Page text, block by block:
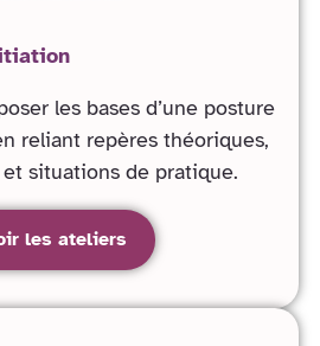
les bases d’une posture
reliant repères théoriques,
situations de pratique.
les ateliers